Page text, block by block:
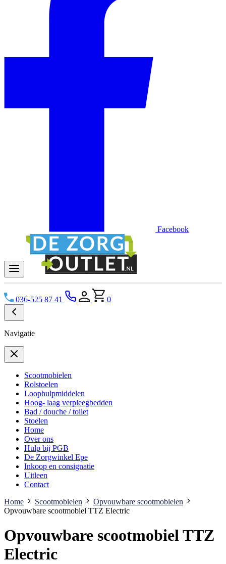
Facebook
036-525 87 41 0
Navigatie
Scootmobielen
Rolstoelen
Loophulpmiddelen
Hoog- laag verpleegbedden
Bad / douche / toilet
Stoelen
Home
Over ons
Hulp bij PGB
De Zorgwinkel Epe
Inkoop en consignatie
Uitleen
Contact
Home
Scootmobielen
Opvouwbare scootmobielen
Opvouwbare scootmobiel TTZ Electric
Opvouwbare scootmobiel TTZ
Electric